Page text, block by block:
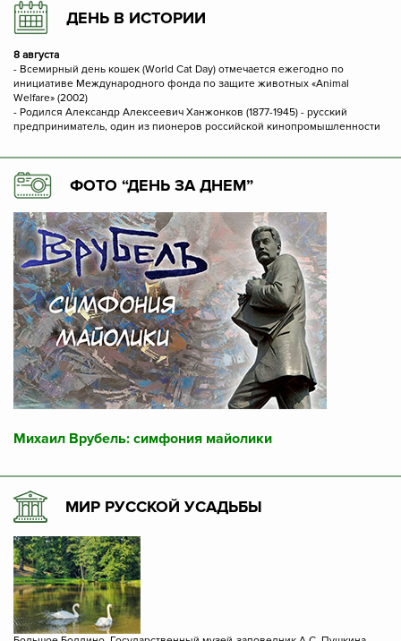
ДЕНЬ В ИСТОРИИ
8 августа
- Всемирный день кошек (World Cat Day) отмечается ежегодно по
инициативе Международного фонда по защите животных «Animal
Welfare» (2002)
- Родился Александр Алексеевич Ханжонков (1877-1945) - русский
предприниматель, один из пионеров российской кинопромышленности
ФОТО “ДЕНЬ ЗА ДНЕМ”
Михаил Врубель: симфония майолики
МИР РУССКОЙ УСАДЬБЫ